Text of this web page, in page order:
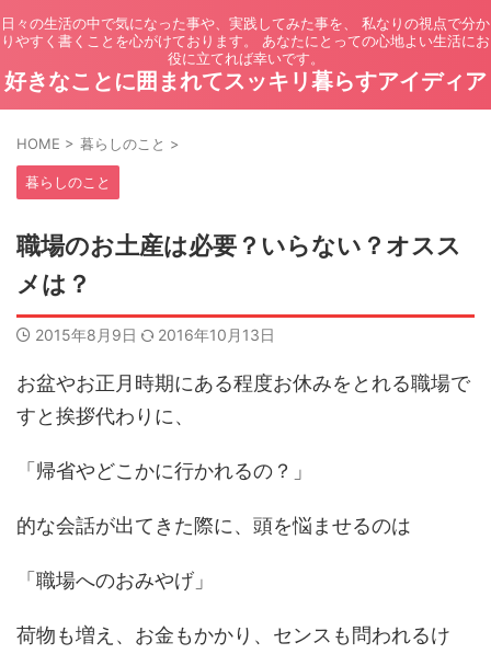
日々の生活の中で気になった事や、実践してみた事を、 私なりの視点で分か
りやすく書くことを心がけております。 あなたにとっての心地よい生活にお
役に立てれば幸いです。
好きなことに囲まれてスッキリ暮らすアイディア
HOME > 暮らしのこと >
暮らしのこと
職場のお土産は必要？いらない？オスス
メは？
2015年8月9日 2016年10月13日
お盆やお正月時期にある程度お休みをとれる職場で
すと挨拶代わりに、
「帰省やどこかに行かれるの？」
的な会話が出てきた際に、頭を悩ませるのは
「職場へのおみやげ」
荷物も増え、お金もかかり、センスも問われるけ